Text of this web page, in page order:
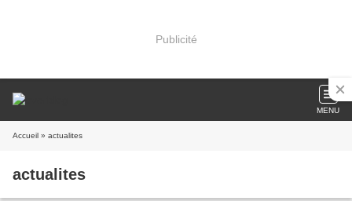
Publicité
MENU
Accueil » actualites
actualites